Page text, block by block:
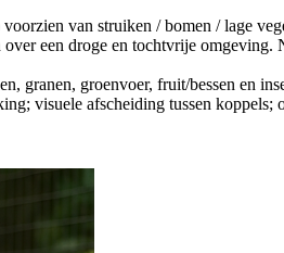
van struiken / bomen / lage
een droge en tochtvrije
granen, groenvoer, fruit/bessen en
visuele afscheiding tussen